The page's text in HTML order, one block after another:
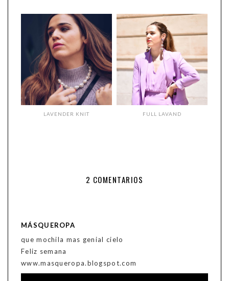
LAVENDER KNIT FULL LAVAND
2 COMENTARIOS
MÁSQUEROPA
que mochila mas genial cielo
Feliz semana
www.masqueropa.blogspot.com